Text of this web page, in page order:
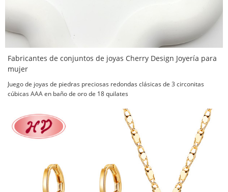
Fabricantes de conjuntos de joyas Cherry Design Joyería para
mujer
Juego de joyas de piedras preciosas redondas clásicas de 3 circonitas
cúbicas AAA en baño de oro de 18 quilates